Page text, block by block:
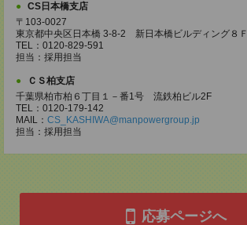
CS日本橋支店
〒103-0027
東京都中央区日本橋 3-8-2 新日本橋ビルディング８Ｆ
TEL：0120-829-591
担当：採用担当
ＣＳ柏支店
千葉県柏市柏６丁目１－番1号 流鉄柏ビル2F
TEL：0120-179-142
MAIL： CS_KASHIWA@manpowergroup.jp
担当：採用担当
応募ページへ